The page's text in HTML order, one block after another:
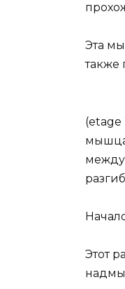
Эта
также
(etage
между
Этот